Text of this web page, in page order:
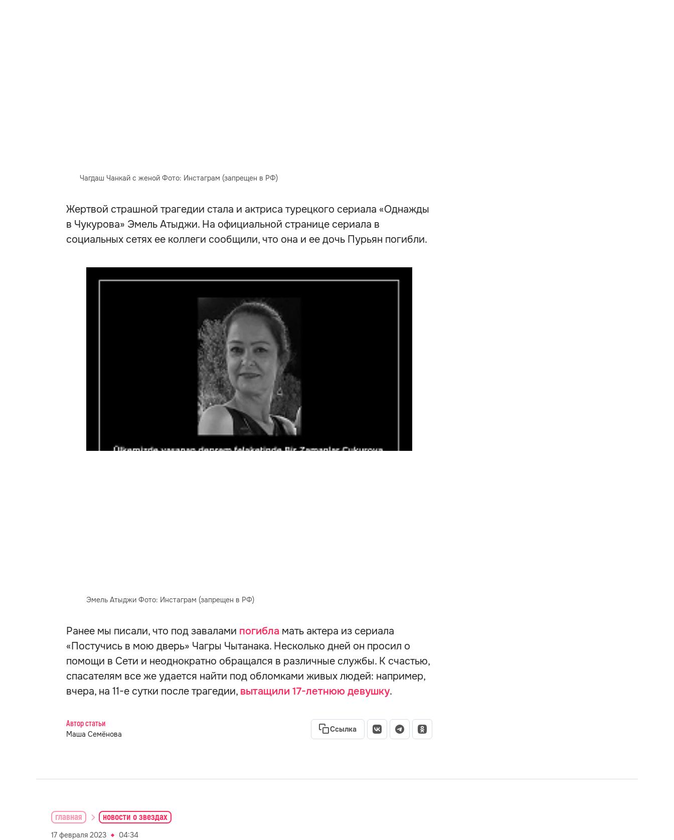
Чагдаш Чанкай с женой Фото: Инстаграм (запрещен в РФ)
Жертвой страшной трагедии стала и актриса турецкого сериала «Однажды
в Чукурова» Эмель Атыджи. На официальной странице сериала в
социальных сетях ее коллеги сообщили, что она и ее дочь Пурьян погибли.
Эмель Атыджи Фото: Инстаграм (запрещен в РФ)
Ранее мы писали, что под завалами погибла мать актера из сериала
«Постучись в мою дверь» Чагры Чытанака. Несколько дней он просил о
помощи в Сети и неоднократно обращался в различные службы. К счастью,
спасателям все же удается найти под обломками живых людей: например,
вчера, на 11-е сутки после трагедии, вытащили 17-летнюю девушку.
Автор статьи
Маша Семёнова
Ссылка
главная новости о звездах
17 февраля 2023 04:34